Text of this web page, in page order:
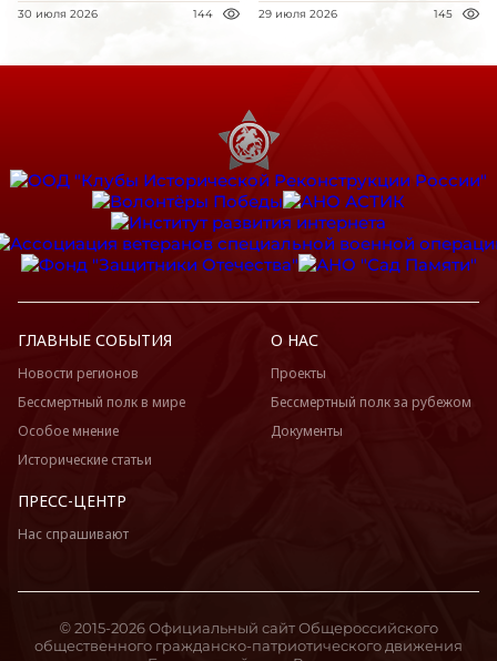
30 июля 2026 144 29 июля 2026 145
ГЛАВНЫЕ СОБЫТИЯ
Новости регионов
Бессмертный полк в мире
Особое мнение
Исторические статьи
О НАС
Проекты
Бессмертный полк за рубежом
Документы
ПРЕСС-ЦЕНТР
Нас спрашивают
© 2015-2026 Официальный сайт Общероссийского
общественного гражданско-патриотического движения